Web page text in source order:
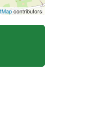
contributors